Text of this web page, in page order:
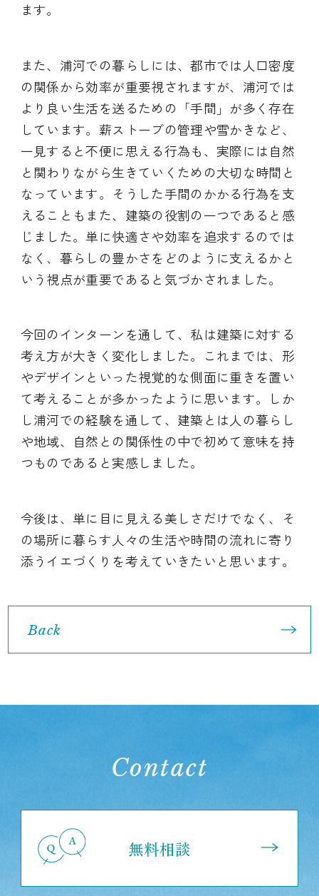
ます。
また、浦河での暮らしには、都市では人口密度
の関係から効率が重要視されますが、浦河では
より良い生活を送るための「手間」が多く存在
しています。薪ストーブの管理や雪かきなど、
一見すると不便に思える行為も、実際には自然
と関わりながら生きていくための大切な時間と
なっています。そうした手間のかかる行為を支
えることもまた、建築の役割の一つであると感
じました。単に快適さや効率を追求するのでは
なく、暮らしの豊かさをどのように支えるかと
いう視点が重要であると気づかされました。
今回のインターンを通して、私は建築に対する
考え方が大きく変化しました。これまでは、形
やデザインといった視覚的な側面に重きを置い
て考えることが多かったように思います。しか
し浦河での経験を通して、建築とは人の暮らし
や地域、自然との関係性の中で初めて意味を持
つものであると実感しました。
今後は、単に目に見える美しさだけでなく、そ
の場所に暮らす人々の生活や時間の流れに寄り
添うイエづくりを考えていきたいと思います。
Back
Contact
無料相談